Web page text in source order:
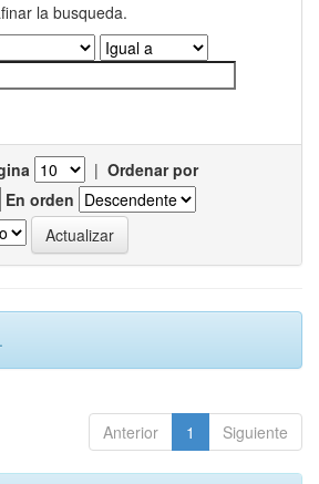
la busqueda.
| Ordenar por
En orden
Anterior 1 Siguiente